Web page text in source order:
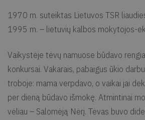
1970 m. suteiktas Lietuvos TSR
1995 m. – lietuvių kalbos mokytojos-
Vaikystėje tėvų namuose būdavo
konkursai. Vakarais, pabaigus ūkio
troboje: mama verpdavo, o vaikai jai
per dieną būdavo išmokę. Atmintinai
vėliau – Salomėją Nėrį. Tėvas buvo